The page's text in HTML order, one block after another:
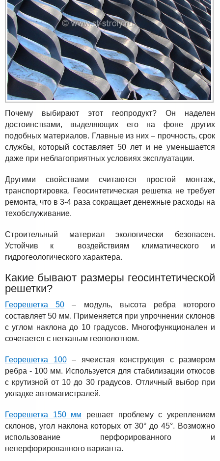
Почему выбирают этот геопродукт? Он наделен
достоинствами, выделяющих его на фоне других
подобных материалов. Главные из них – прочность, срок
службы, который составляет 50 лет и не уменьшается
даже при неблагоприятных условиях эксплуатации.
Другими свойствами считаются простой монтаж,
транспортировка. Геосинтетическая решетка не требует
ремонта, что в 3-4 раза сокращает денежные расходы на
техобслуживание.
Строительный материал экологически безопасен.
Устойчив к воздействиям климатического и
гидрогеологического характера.
Какие бывают размеры геосинтетической
решетки?
Георешетка 50 – модуль, высота ребра которого
составляет 50 мм. Применяется при упрочнении склонов
с углом наклона до 10 градусов. Многофункционален и
сочетается с нетканым геополотном.
Георешетка 100– ячеистая конструкция с размером
ребра - 100 мм. Используется для стабилизации откосов
с крутизной от 10 до 30 градусов. Отличный выбор при
укладке автомагистралей.
Георешетка 150 мм решает проблему с укреплением
склонов, угол наклона которых от 30° до 45°. Возможно
использование перфорированного и
неперфорированного варианта.